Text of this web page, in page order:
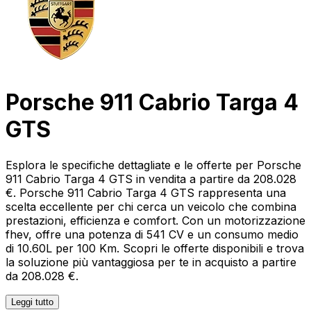
Porsche 911 Cabrio Targa 4
GTS
Esplora le specifiche dettagliate e le offerte per Porsche
911 Cabrio Targa 4 GTS in vendita a partire da 208.028
€. Porsche 911 Cabrio Targa 4 GTS rappresenta una
scelta eccellente per chi cerca un veicolo che combina
prestazioni, efficienza e comfort. Con un motorizzazione
fhev, offre una potenza di 541 CV e un consumo medio
di 10.60L per 100 Km. Scopri le offerte disponibili e trova
la soluzione più vantaggiosa per te in acquisto a partire
da 208.028 €.
Leggi tutto